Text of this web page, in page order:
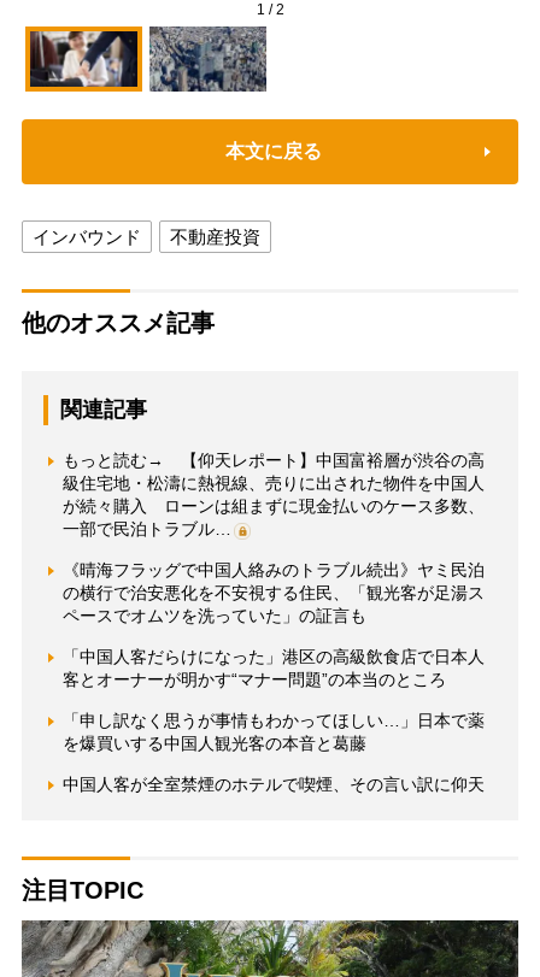
1 /2
本文に戻る
インバウンド 不動産投資
他のオススメ記事
関連記事
もっと読む→ 【仰天レポート】中国富裕層が渋谷の高
級住宅地・松濤に熱視線、売りに出された物件を中国人
が続々購入 ローンは組まずに現金払いのケース多数、
一部で民泊トラブル…
《晴海フラッグで中国人絡みのトラブル続出》ヤミ民泊
の横行で治安悪化を不安視する住民、「観光客が足湯ス
ペースでオムツを洗っていた」の証言も
「中国人客だらけになった」港区の高級飲食店で日本人
客とオーナーが明かす“マナー問題”の本当のところ
「申し訳なく思うが事情もわかってほしい…」日本で薬
を爆買いする中国人観光客の本音と葛藤
中国人客が全室禁煙のホテルで喫煙、その言い訳に仰天
注目TOPIC